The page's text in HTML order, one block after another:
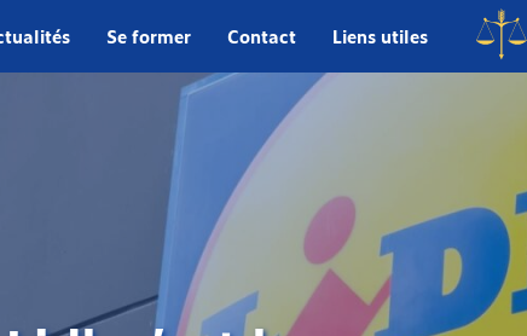
Se former Contact Liens utiles